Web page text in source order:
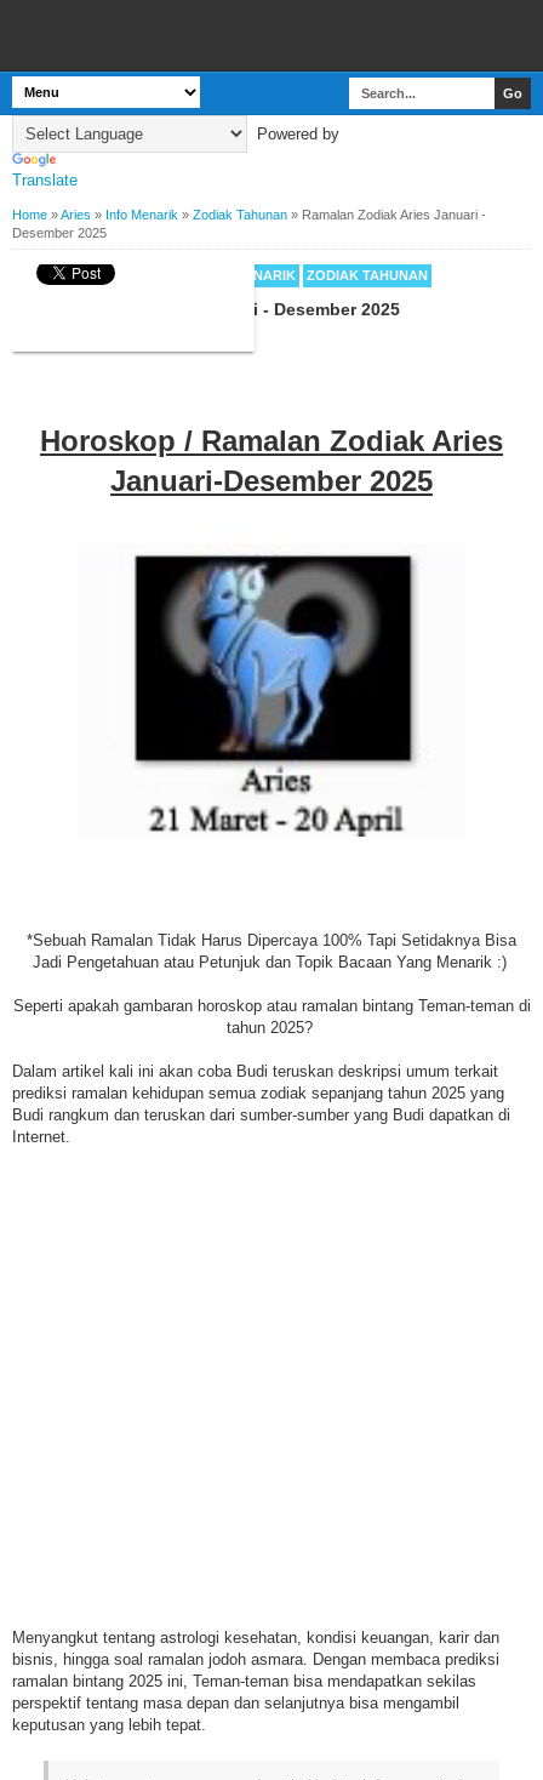
Powered by
Translate
Home »Aries » Info Menarik » Zodiak Tahunan » Ramalan Zodiak Aries Januari -
Desember 2025
BYWEBBUDI.COM INFO MENARIK ZODIAK TAHUNAN
Ramalan Zodiak Aries Januari - Desember 2025
Horoskop / Ramalan Zodiak Aries
Januari-Desember 2025
*Sebuah Ramalan Tidak Harus Dipercaya 100% Tapi Setidaknya Bisa
Jadi Pengetahuan atau Petunjuk dan Topik Bacaan Yang Menarik :)
Seperti apakah gambaran horoskop atau ramalan bintang Teman-teman di
tahun 2025?
Dalam artikel kali ini akan coba Budi teruskan deskripsi umum terkait
prediksi ramalan kehidupan semua zodiak sepanjang tahun 2025 yang
Budi rangkum dan teruskan dari sumber-sumber yang Budi dapatkan di
Internet.
Menyangkut tentang astrologi kesehatan, kondisi keuangan, karir dan
bisnis, hingga soal ramalan jodoh asmara. Dengan membaca prediksi
ramalan bintang 2025 ini, Teman-teman bisa mendapatkan sekilas
perspektif tentang masa depan dan selanjutnya bisa mengambil
keputusan yang lebih tepat.